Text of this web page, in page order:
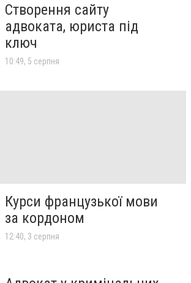
Створення сайту
адвоката, юриста під
ключ
10:49, 5 серпня
Курси французької мови
за кордоном
12:40, 3 серпня